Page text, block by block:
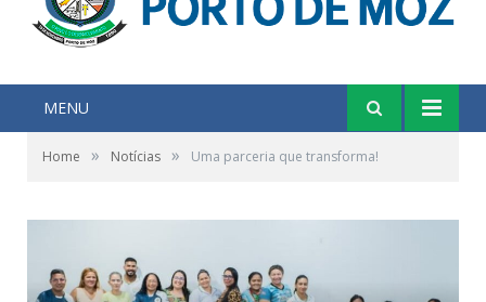
MENU
Home » Notícias » Uma parceria que transforma!